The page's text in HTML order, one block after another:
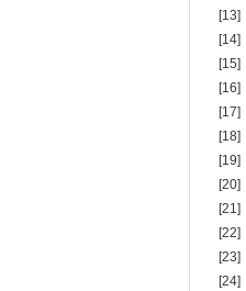
[13]
[14]
[15]
[16]
[17]
[18]
[19]
[20]
[21]
[22]
[23]
[24]